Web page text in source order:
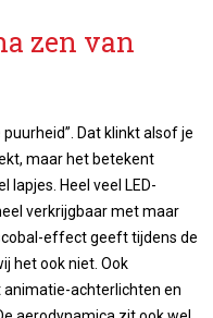
zen van
Dat klinkt alsof je
maar het betekent
lapjes. Heel veel LED-
verkrijgbaar met maar
effect geeft tijdens de
het ook niet. Ook
animatie-achterlichten en